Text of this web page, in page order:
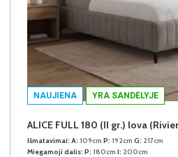
NAUJIENA YRA SANDĖLYJE
ALICE FULL 180 (II gr.) lova
Išmatavimai: A: 109cm P: 192cm G: 217cm
Miegamoji dalis: P: 180cm I: 200cm